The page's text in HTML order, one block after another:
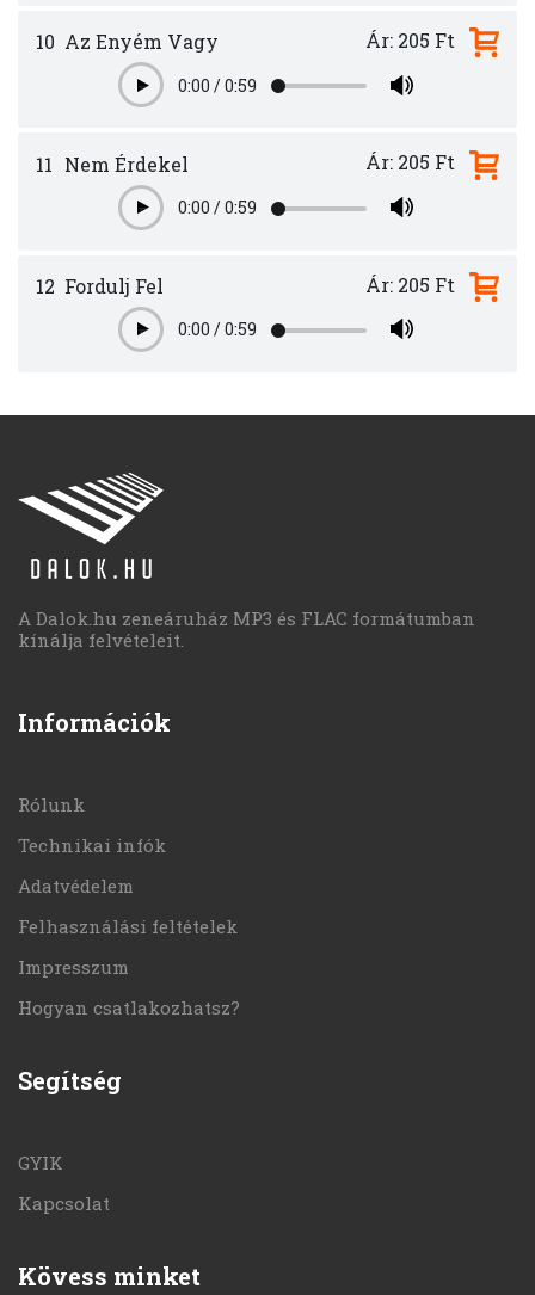
10 Az Enyém Vagy
Play0:00 /0:59
Ár: 205 Ft
11 Nem Érdekel
Play0:00 /0:59
Ár: 205 Ft
12 Fordulj Fel
Play0:00 /0:59
Ár: 205 Ft
A Dalok.hu zeneáruház MP3 és FLAC formátumban
kínálja felvételeit.
Információk
Rólunk
Technikai infók
Adatvédelem
Felhasználási feltételek
Impresszum
Hogyan csatlakozhatsz?
Segítség
GYIK
Kapcsolat
Kövess minket